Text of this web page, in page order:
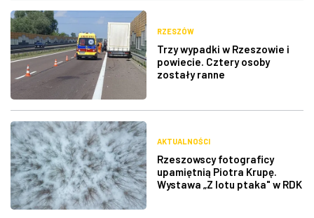
RZESZÓW
Trzy wypadki w Rzeszowie i
powiecie. Cztery osoby
zostały ranne
AKTUALNOŚCI
Rzeszowscy fotograficy
upamiętnią Piotra Krupę.
Wystawa „Z lotu ptaka" w RDK